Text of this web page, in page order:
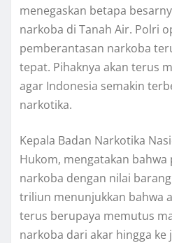
menegaskan betapa
narkoba di Tanah Air. Polri
pemberantasan narkoba
tepat. Pihaknya akan terus
agar Indonesia semakin
narkotika.
Kepala Badan Narkotika
Hukom, mengatakan bahwa
narkoba dengan nilai
triliun menunjukkan bahwa
terus berupaya memutus
narkoba dari akar hingga